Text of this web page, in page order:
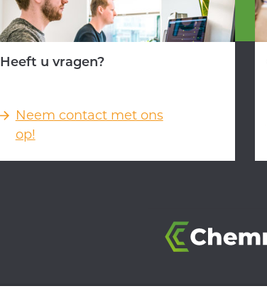
Heeft u vragen?
Neem contact met ons
op!